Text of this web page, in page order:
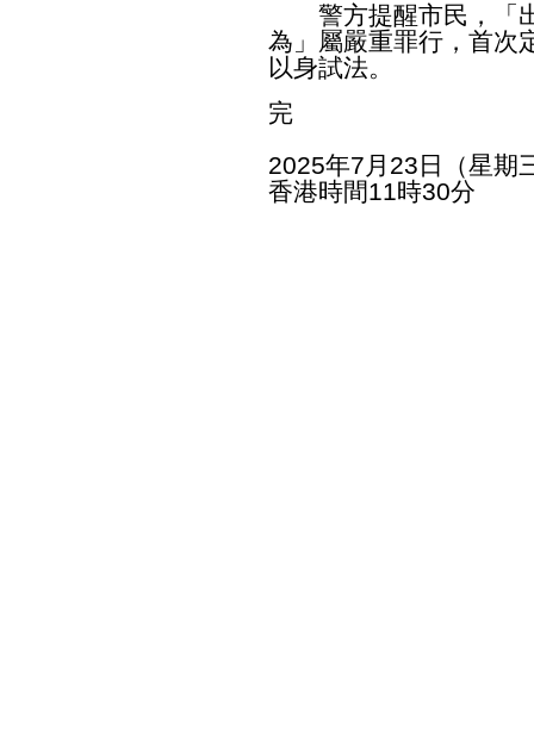
警方提醒市民，「出
為」屬嚴重罪行，首次
以身試法。
完
2025年7月23日（星期
香港時間11時30分